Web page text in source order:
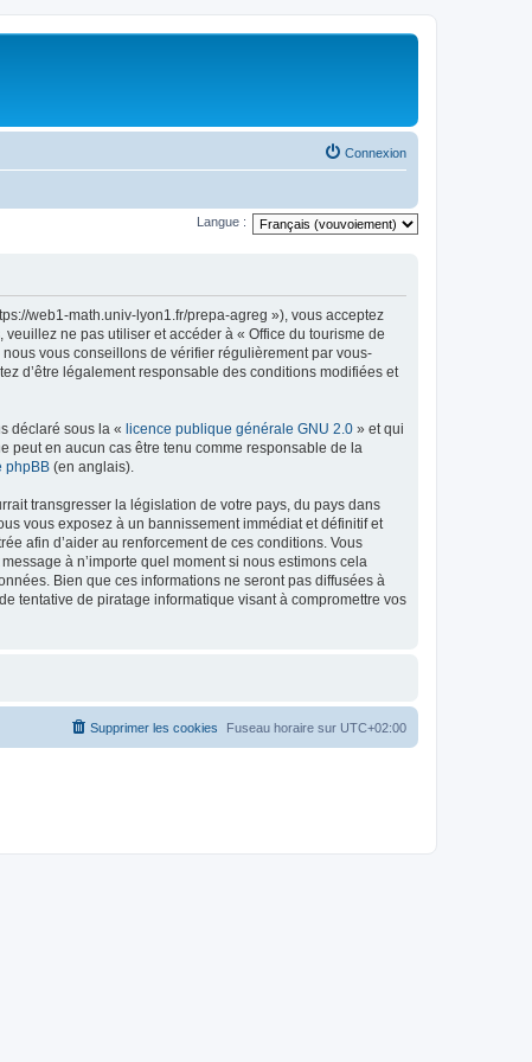
Connexion
Langue :
web1-math.univ-lyon1.fr/prepa-agreg »), vous acceptez
ne pas utiliser et accéder à « Office du tourisme de
vous conseillons de vérifier régulièrement par vous-
d’être légalement responsable des conditions modifiées et
déclaré sous la « licence publique générale GNU 2.0 » et qui
peut en aucun cas être tenu comme responsable de la
phpBB (en anglais).
transgresser la législation de votre pays, du pays dans
vous exposez à un bannissement immédiat et définitif et
afin d’aider au renforcement de ces conditions. Vous
à n’importe quel moment si nous estimons cela
Bien que ces informations ne seront pas diffusées à
tentative de piratage informatique visant à compromettre vos
Fuseau horaire sur UTC+02:00
Supprimer les cookies